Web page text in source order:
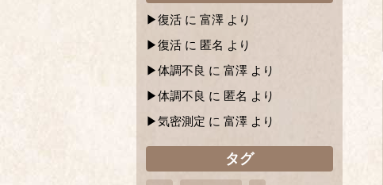
復活 に 富澤 より
復活 に 匿名 より
体調不良 に 富澤 より
体調不良 に 匿名 より
気密測定 に 富澤 より
タグ